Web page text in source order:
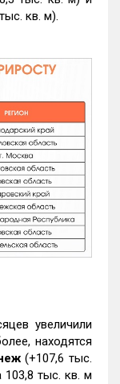
кв. м).
увеличили
находятся
(+107,6 тыс.
тыс. кв. м